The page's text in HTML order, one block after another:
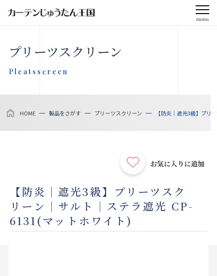
menu
会社案内
お知らせ
製品をさがす
店舗をさがす
プリーツスクリーン
Pleatsscreen
HOME 製品をさがす プリーツスクリーン 【防炎｜遮光3級】プリ
お気に入りに追加
【防炎｜遮光3級】プリーツスク
リーン｜サルト｜ステラ遮光 CP-
6131(マットホワイト)